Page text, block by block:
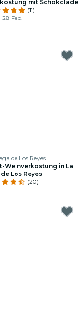
mit Schokolade
(11)
28 Feb.
de Los Reyes
Weinverkostung in La
Los Reyes
(20)